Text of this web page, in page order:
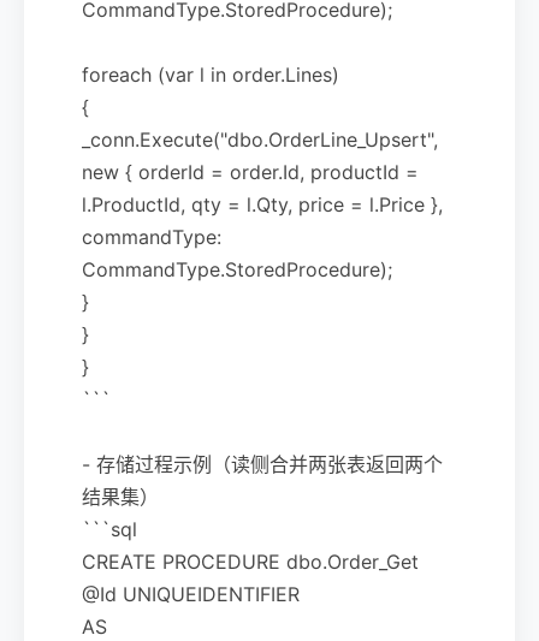
CommandType.StoredProcedure);
foreach (var l in order.Lines)
{
_conn.Execute("dbo.OrderLine_Upsert",
new { orderId = order.Id, productId =
l.ProductId, qty = l.Qty, price = l.Price },
commandType:
CommandType.StoredProcedure);
}
}
}
```
- 存储过程示例（读侧合并两张表返回两个
结果集）
```sql
CREATE PROCEDURE dbo.Order_Get
@Id UNIQUEIDENTIFIER
AS